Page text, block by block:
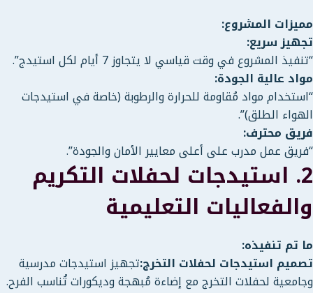
مميزات المشروع:
تجهيز سريع:
“تنفيذ المشروع في وقت قياسي لا يتجاوز 7 أيام لكل استيدج”.
مواد عالية الجودة:
“استخدام مواد مُقاومة للحرارة والرطوبة (خاصة في استيدجات
الهواء الطلق)”.
فريق محترف:
“فريق عمل مدرب على أعلى معايير الأمان والجودة”.
2. استيدجات لحفلات التكريم
والفعاليات التعليمية
ما تم تنفيذه:
تصميم استيدجات لحفلات التخرج:تجهيز استيدجات مدرسية
وجامعية لحفلات التخرج مع إضاءة مُبهجة وديكورات تُناسب الفرح.